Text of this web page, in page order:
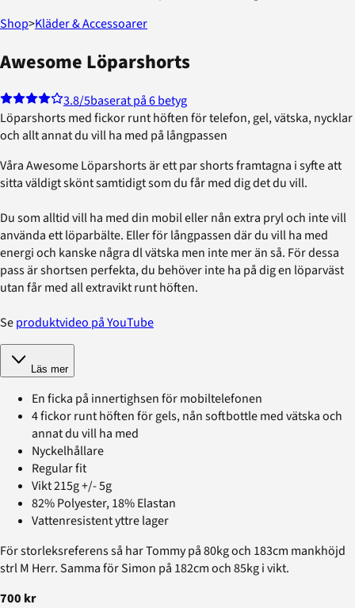
Shop>Kläder & Accessoarer
Awesome Löparshorts
3.8/5baserat på 6 betyg
Löparshorts med fickor runt höften för telefon, gel, vätska, nycklar
och allt annat du vill ha med på långpassen
Våra Awesome Löparshorts är ett par shorts framtagna i syfte att
sitta väldigt skönt samtidigt som du får med dig det du vill.
Du som alltid vill ha med din mobil eller nån extra pryl och inte vill
använda ett löparbälte. Eller för långpassen där du vill ha med
energi och kanske några dl vätska men inte mer än så. För dessa
pass är shortsen perfekta, du behöver inte ha på dig en löparväst
utan får med all extravikt runt höften.
Seproduktvideo på YouTube
Läs mer
En ficka på innertighsen för mobiltelefonen
4 fickor runt höften för gels, nån softbottle med vätska och
annat du vill ha med
Nyckelhållare
Regular fit
Vikt 215g +/- 5g
82% Polyester, 18% Elastan
Vattenresistent yttre lager
För storleksreferens så har Tommy på 80kg och 183cm mankhöjd
strl M Herr. Samma för Simon på 182cm och 85kg i vikt.
700 kr